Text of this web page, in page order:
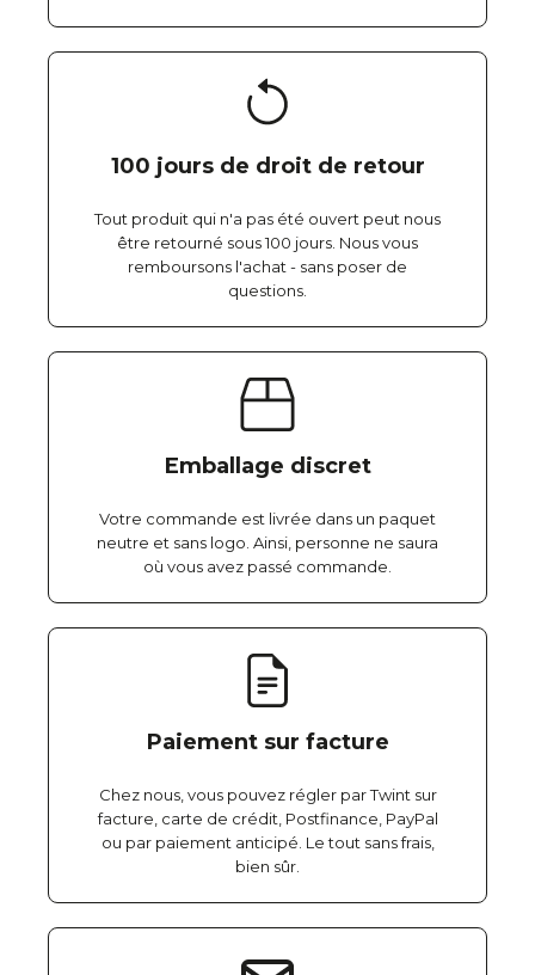
100 jours de droit de retour
Tout produit qui n'a pas été ouvert peut nous
être retourné sous 100 jours. Nous vous
remboursons l'achat - sans poser de
questions.
Emballage discret
Votre commande est livrée dans un paquet
neutre et sans logo. Ainsi, personne ne saura
où vous avez passé commande.
Paiement sur facture
Chez nous, vous pouvez régler par Twint sur
facture, carte de crédit, Postfinance, PayPal
ou par paiement anticipé. Le tout sans frais,
bien sûr.